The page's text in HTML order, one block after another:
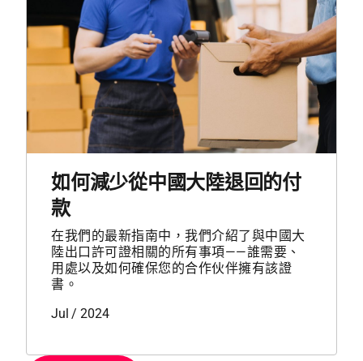
如何減少從中國大陸退回的付
款
在我們的最新指南中，我們介紹了與中國大
陸出口許可證相關的所有事項——誰需要、
用處以及如何確保您的合作伙伴擁有該證
書。
Jul / 2024